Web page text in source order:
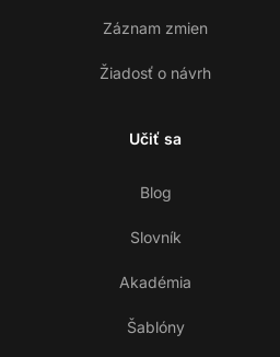
Záznam zmien
Žiadosť o návrh
Učiť sa
Blog
Slovník
Akadémia
Šablóny